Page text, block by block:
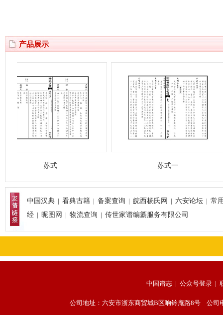
产品展示
苏式一
中国汉典 | 看典古籍 | 备案查询 | 皖西杨氏网 | 六安论坛 | 常
经 | 昵图网 | 物流查询 | 传世家谱编纂服务有限公司
中国谱志 | 公众号登录 |
公司地址：六安市浙东商贸城B区响铃庵路8号 公司